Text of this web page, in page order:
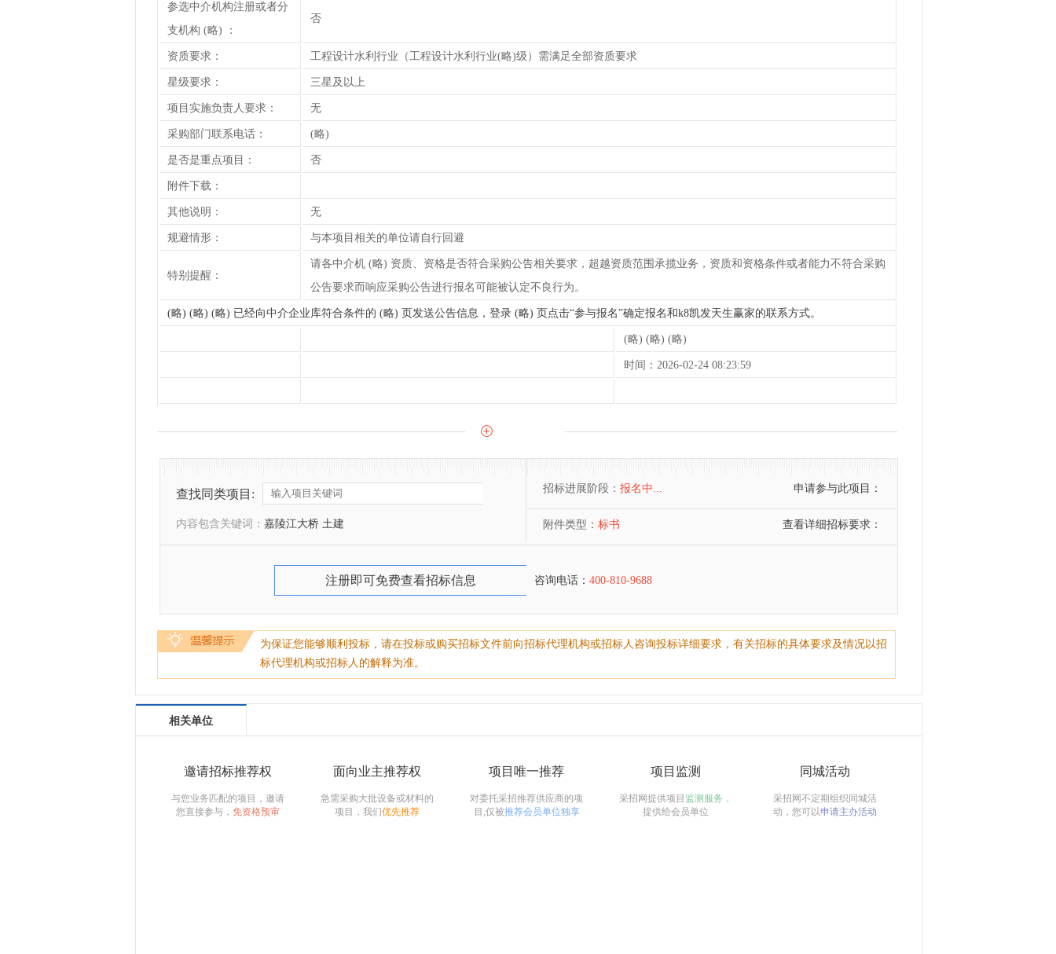
参选中介机构注册或者分
支机构 (略) ：
否
资质要求： 工程设计水利行业（工程设计水利行业(略)级）需满足全部资质要求
星级要求： 三星及以上
项目实施负责人要求： 无
采购部门联系电话： (略)
是否是重点项目： 否
附件下载：
其他说明： 无
规避情形： 与本项目相关的单位请自行回避
特别提醒：
请各中介机 (略) 资质、资格是否符合采购公告相关要求，超越资质范围承揽业务，资质和资格条件或者能力不符合采购
公告要求而响应采购公告进行报名可能被认定不良行为。
(略) (略) (略) 已经向中介企业库符合条件的 (略) 页发送公告信息，登录 (略) 页点击“参与报名”确定报名和k8凯发天生赢家的联系方式。
(略) (略) (略)
时间：2026-02-24 08:23:59
查找同类项目:
内容包含关键词： 嘉陵江大桥 土建
招标进展阶段： 报名中... 申请参与此项目：
附件类型： 标书 查看详细招标要求：
注册即可免费查看招标信息 咨询电话： 400-810-9688
为保证您能够顺利投标，请在投标或购买招标文件前向招标代理机构或招标人咨询投标详细要求，有关招标的具体要求及情况以招
标代理机构或招标人的解释为准。
相关单位
邀请招标推荐权
与您业务匹配的项目，邀请
您直接参与， 免资格预审
面向业主推荐权
急需采购大批设备或材料的
项目，我们优先推荐
项目唯一推荐
对委托采招推荐供应商的项
目,仅被推荐会员单位独享
项目监测
采招网提供项目 监测服务，
提供给会员单位
同城活动
采招网不定期组织同城活
动，您可以申请主办活动